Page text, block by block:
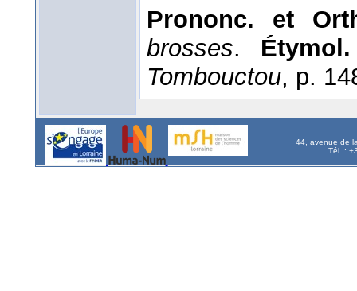
Prononc. et
brosses.
Tombouctou, p.
44, avenue de
Tél. :